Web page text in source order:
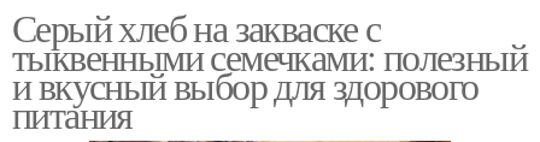
Серый хлеб на закваске с
тыквенными семечками: полезный
и вкусный выбор для здорового
питания